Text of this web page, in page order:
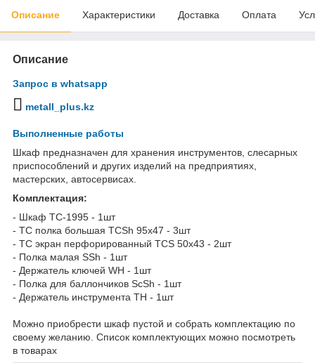
Описание Характеристики Доставка Оплата
Описание
Запрос в whatsapp
metall_plus.kz
Выполненные работы
Шкаф предназначен для хранения инструментов, слесарных
приспособлений и других изделий на предприятиях,
мастерских, автосервисах.
Комплектация:
- Шкаф TC-1995 - 1шт
- TC полка большая TCSh 95х47 - 3шт
- TC экран перфорированный TCS 50x43 - 2шт
- Полка малая SSh - 1шт
- Держатель ключей WH - 1шт
- Полка для баллончиков ScSh - 1шт
- Держатель инструмента TH - 1шт
Можно приобрести шкаф пустой и собрать комплектацию по
своему желанию. Список комплектующих можно посмотреть
в товарах